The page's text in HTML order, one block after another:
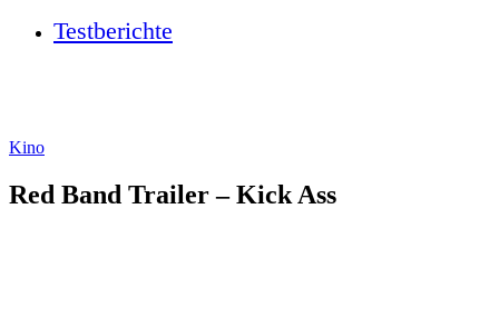
Testberichte
Kino
Red Band Trailer – Kick Ass